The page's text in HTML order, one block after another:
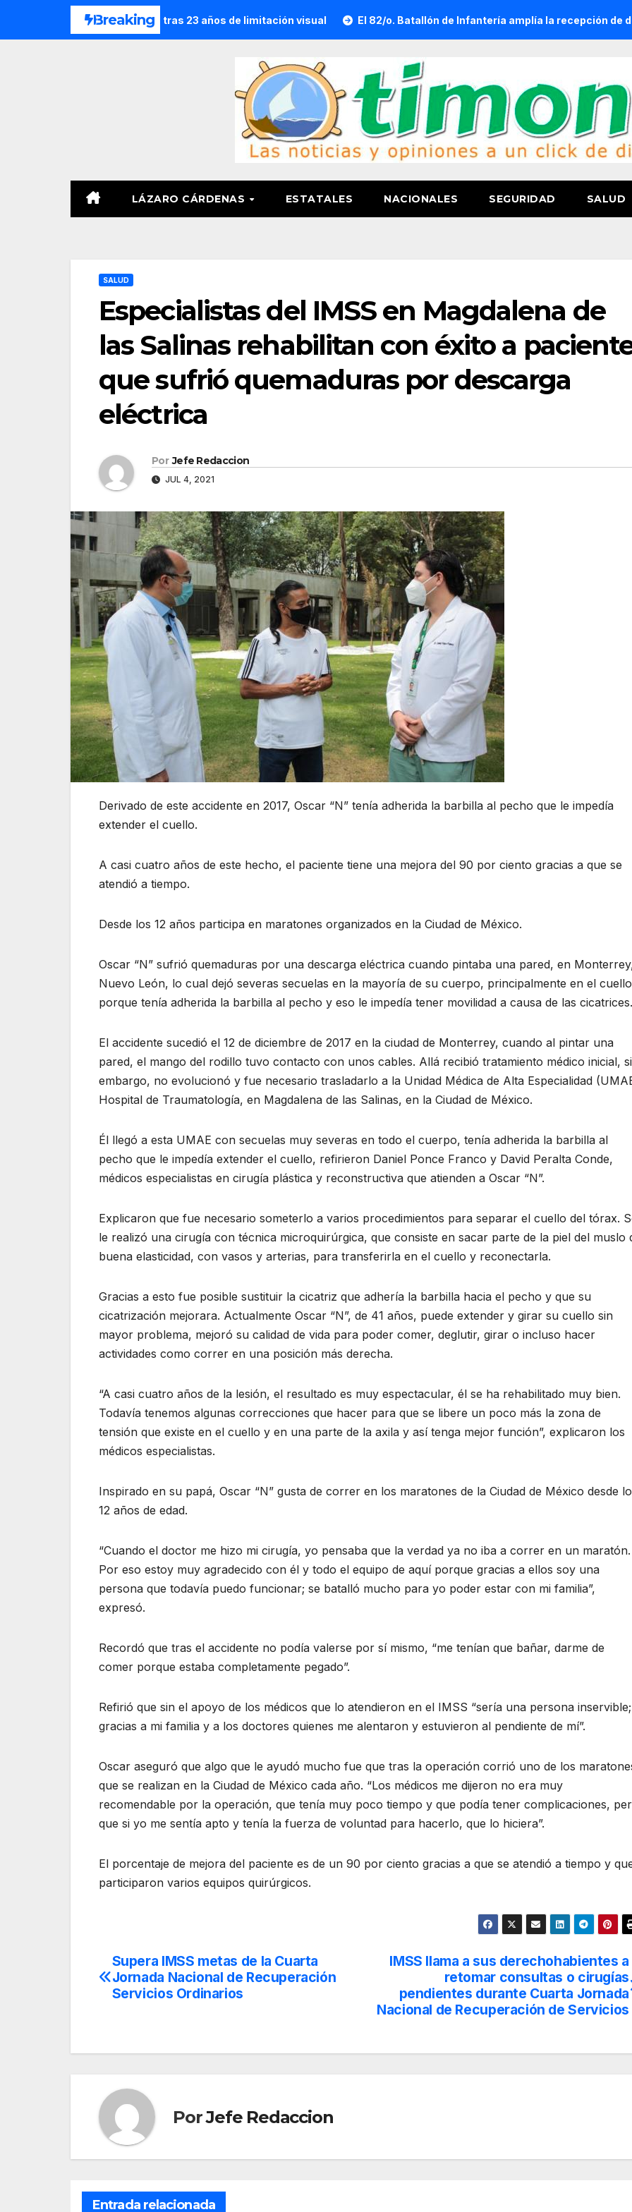
Breaking
catarata congénita tras 23 años de limitación visual El 82/o. Batallón de Infantería amplía la recepción de
LÁZARO CÁRDENAS ESTATALES NACIONALES SEGURIDAD SALUD
SALUD
Especialistas del IMSS en Magdalena de
las Salinas rehabilitan con éxito a
que sufrió quemaduras por descarga
eléctrica
Por Jefe Redaccion
JUL 4, 2021
Derivado de este accidente en 2017, Oscar “N” tenía adherida la barbilla al pecho que le impedía
extender el cuello.
A casi cuatro años de este hecho, el paciente tiene una mejora del 90 por ciento gracias a que se
atendió a tiempo.
Desde los 12 años participa en maratones organizados en la Ciudad de México.
Oscar “N” sufrió quemaduras por una descarga eléctrica cuando pintaba una pared, en
Nuevo León, lo cual dejó severas secuelas en la mayoría de su cuerpo, principalmente en el
porque tenía adherida la barbilla al pecho y eso le impedía tener movilidad a causa de las cicatrices.
El accidente sucedió el 12 de diciembre de 2017 en la ciudad de Monterrey, cuando al pintar una
pared, el mango del rodillo tuvo contacto con unos cables. Allá recibió tratamiento médico inicial,
embargo, no evolucionó y fue necesario trasladarlo a la Unidad Médica de Alta Especialidad
Hospital de Traumatología, en Magdalena de las Salinas, en la Ciudad de México.
Él llegó a esta UMAE con secuelas muy severas en todo el cuerpo, tenía adherida la barbilla al
pecho que le impedía extender el cuello, refirieron Daniel Ponce Franco y David Peralta Conde,
médicos especialistas en cirugía plástica y reconstructiva que atienden a Oscar “N”.
Explicaron que fue necesario someterlo a varios procedimientos para separar el cuello del tórax.
le realizó una cirugía con técnica microquirúrgica, que consiste en sacar parte de la piel del muslo
buena elasticidad, con vasos y arterias, para transferirla en el cuello y reconectarla.
Gracias a esto fue posible sustituir la cicatriz que adhería la barbilla hacia el pecho y que su
cicatrización mejorara. Actualmente Oscar “N”, de 41 años, puede extender y girar su cuello sin
mayor problema, mejoró su calidad de vida para poder comer, deglutir, girar o incluso hacer
actividades como correr en una posición más derecha.
“A casi cuatro años de la lesión, el resultado es muy espectacular, él se ha rehabilitado muy bien.
Todavía tenemos algunas correcciones que hacer para que se libere un poco más la zona de
tensión que existe en el cuello y en una parte de la axila y así tenga mejor función”, explicaron los
médicos especialistas.
Inspirado en su papá, Oscar “N” gusta de correr en los maratones de la Ciudad de México desde
12 años de edad.
“Cuando el doctor me hizo mi cirugía, yo pensaba que la verdad ya no iba a correr en un maratón.
Por eso estoy muy agradecido con él y todo el equipo de aquí porque gracias a ellos soy una
persona que todavía puedo funcionar; se batalló mucho para yo poder estar con mi familia”,
expresó.
Recordó que tras el accidente no podía valerse por sí mismo, “me tenían que bañar, darme de
comer porque estaba completamente pegado”.
Refirió que sin el apoyo de los médicos que lo atendieron en el IMSS “sería una persona inservible;
gracias a mi familia y a los doctores quienes me alentaron y estuvieron al pendiente de mí”.
Oscar aseguró que algo que le ayudó mucho fue que tras la operación corrió uno de los
que se realizan en la Ciudad de México cada año. “Los médicos me dijeron no era muy
recomendable por la operación, que tenía muy poco tiempo y que podía tener complicaciones,
que si yo me sentía apto y tenía la fuerza de voluntad para hacerlo, que lo hiciera”.
El porcentaje de mejora del paciente es de un 90 por ciento gracias a que se atendió a tiempo y
participaron varios equipos quirúrgicos.
Navegación
de
IMSS llama a sus derechohabientes a
retomar consultas o cirugías
pendientes durante Cuarta Jornada
Nacional de Recuperación de Servicios
Supera IMSS metas de la Cuarta
Jornada Nacional de Recuperación
Servicios Ordinarios
PorJefe Redaccion
Entrada relacionada